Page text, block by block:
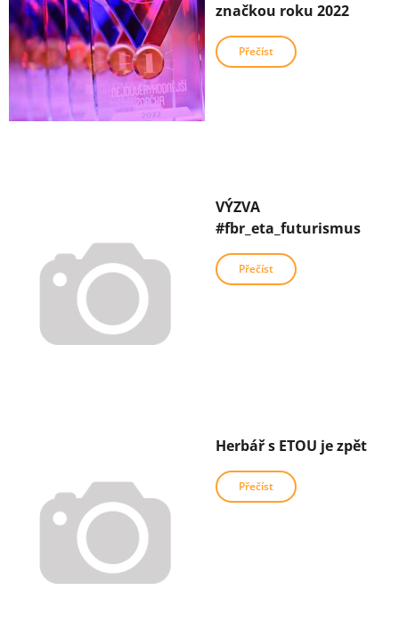
značkou roku 2022
Přečíst
VÝZVA
#fbr_eta_futurismus
Přečíst
Herbář s ETOU je zpět
Přečíst